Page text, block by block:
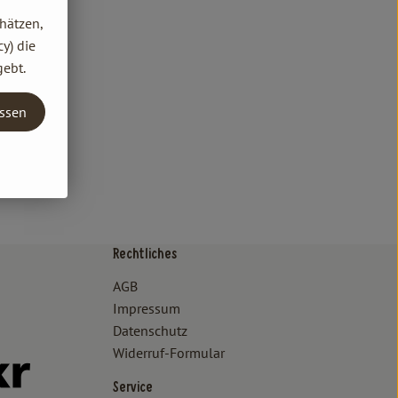
verbraucher
www.oekokiste.de/
lammertzhof/
www.instagram.com/lammertzhof/
https://www.youtube.com/channel/
Externer Link zu https://www.flickr.com/photos/
Rechtliches
AGB
Impressum
Datenschutz
Widerruf-Formular
Service
die